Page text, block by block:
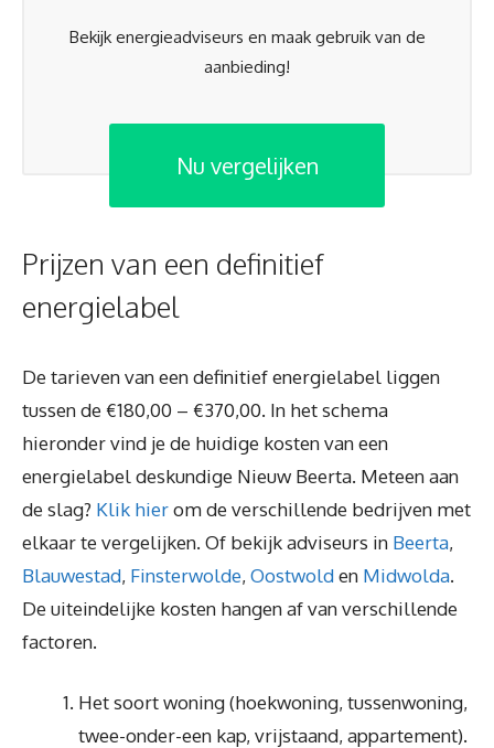
Bekijk energieadviseurs en maak gebruik van de
aanbieding!
Nu vergelijken
Prijzen van een definitief
energielabel
De tarieven van een definitief energielabel liggen
tussen de €180,00 – €370,00. In het schema
hieronder vind je de huidige kosten van een
energielabel deskundige Nieuw Beerta. Meteen aan
de slag? Klik hierom de verschillende bedrijven met
elkaar te vergelijken. Of bekijk adviseurs in Beerta,
Blauwestad, Finsterwolde, Oostwolden Midwolda.
De uiteindelijke kosten hangen af van verschillende
factoren.
Het soort woning (hoekwoning, tussenwoning,
twee-onder-een kap, vrijstaand, appartement).